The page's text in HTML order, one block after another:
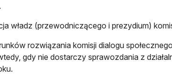
władz (przewodniczącego i prezydium)
rozwiązania komisji dialogu
gdy nie dostarczy sprawozdania z